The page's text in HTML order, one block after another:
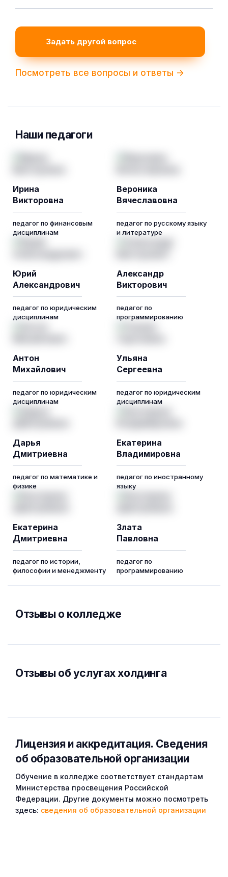
Задать другой вопрос
Посмотреть все вопросы и ответы ->
Наши педагоги
Ирина
Викторовна
педагог по финансовым
дисциплинам
Вероника
Вячеславовна
педагог по русскому языку
и литературе
Юрий
Александрович
педагог по юридическим
дисциплинам
Александр
Викторович
педагог по
программированию
Антон
Михайлович
педагог по юридическим
дисциплинам
Ульяна
Сергеевна
педагог по юридическим
дисциплинам
Дарья
Дмитриевна
педагог по математике и
физике
Екатерина
Владимировна
педагог по иностранному
языку
Екатерина
Дмитриевна
педагог по истории,
философии и менеджменту
Злата
Павловна
педагог по
программированию
Отзывы о колледже
Отзывы об услугах холдинга
Лицензия и аккредитация. Cведения
об образовательной организации
Обучение в колледже соответствует стандартам
Министерства просвещения Российской
Федерации. Другие документы можно посмотреть
здесь: сведения об образовательной организации